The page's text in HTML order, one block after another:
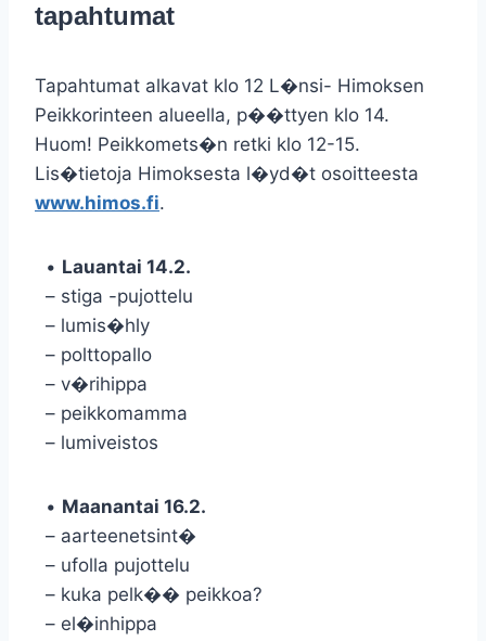
tapahtumat
Tapahtumat alkavat klo 12 L�nsi- Himoksen
Peikkorinteen alueella, p��ttyen klo 14.
Huom! Peikkomets�n retki klo 12-15.
Lis�tietoja Himoksesta l�yd�t osoitteesta
www.himos.fi.
• Lauantai 14.2.
– stiga -pujottelu
– lumis�hly
– polttopallo
– v�rihippa
– peikkomamma
– lumiveistos
• Maanantai 16.2.
– aarteenetsint�
– ufolla pujottelu
– kuka pelk�� peikkoa?
– el�inhippa